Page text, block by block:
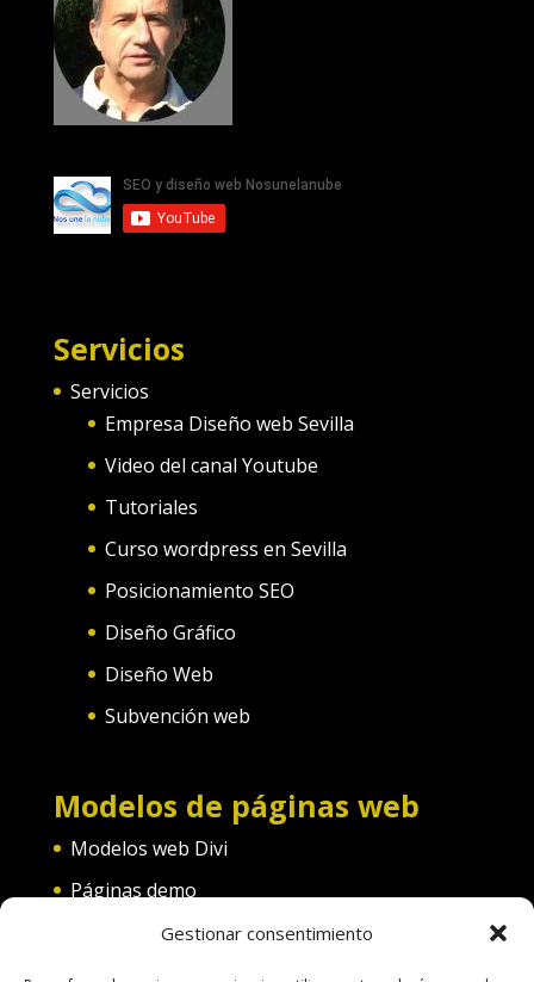
Gestionar consentimiento
Servicios
Servicios
Empresa Diseño web Sevilla
Video del canal Youtube
Tutoriales
Curso wordpress en Sevilla
Posicionamiento SEO
Diseño Gráfico
Diseño Web
Subvención web
Modelos de páginas web
Modelos web Divi
Páginas demo
Web convento
Web diferentes categorías